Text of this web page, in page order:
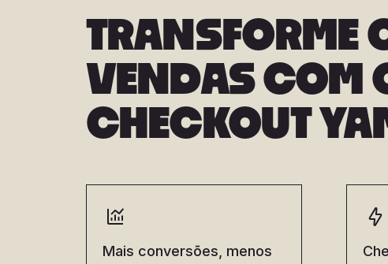
TRANSFORME
VENDAS COM
CHECKOUT
Mais conversões, menos